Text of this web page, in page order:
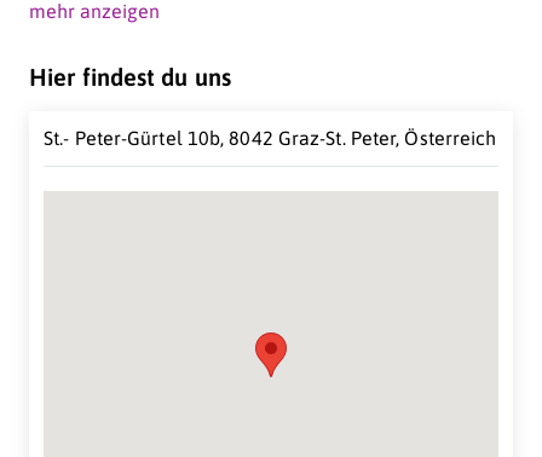
Datenschutz-Standards.
stützt:
Kundenorientierung:
Absolute Kundenzufriedenheit wollen wir erreichen
hochzufriedene Mitarbeiterinnen und Mitarbeiter
mehr anzeigen
Hier findest du uns
St.- Peter-Gürtel 10b, 8042 Graz-St. Peter, Österreich